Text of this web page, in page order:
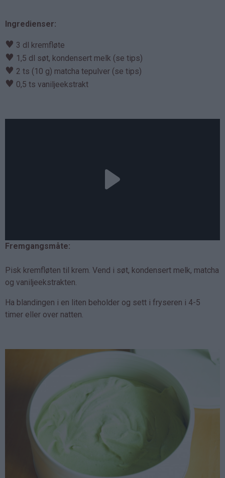
Ingredienser:
♥ 3 dl kremfløte
♥ 1,5 dl søt, kondensert melk (se tips)
♥ 2 ts (10 g) matcha tepulver (se tips)
♥ 0,5 ts vaniljeekstrakt
Fremgangsmåte:
Pisk kremfløten til krem. Vend i søt, kondensert melk, matcha
og vaniljeekstrakten.
Ha blandingen i en liten beholder og sett i fryseren i 4-5
timer eller over natten.